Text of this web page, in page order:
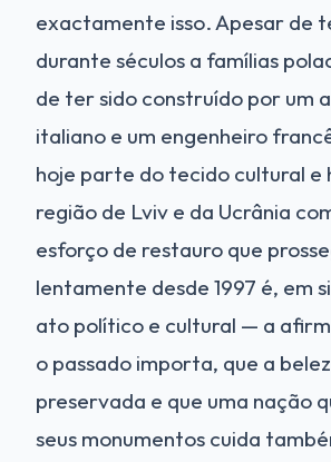
exactamente isso. Apesar de
durante séculos a famílias
de ter sido construído por um
italiano e um engenheiro
hoje parte do tecido cultural e
região de Lviv e da Ucrânia
esforço de restauro que
lentamente desde 1997 é, em
ato político e cultural — a
o passado importa, que a
preservada e que uma nação
seus monumentos cuida